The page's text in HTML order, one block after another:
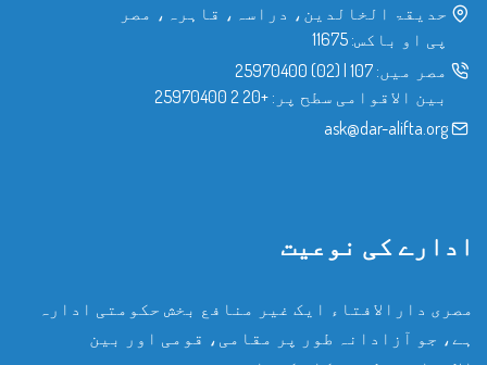
حدیقۃ الخالدین، دراسہ، قاہرہ، مصر
پی او باکس: 11675
مصر میں: 107
|
(02) 25970400
بین الاقوامی سطح پر: +20 2 25970400
ask@dar-alifta.org
ادارے کی نوعیت
مصری دارالافتاء ایک غیر منافع بخش حکومتی ادارہ
ہے، جو آزادانہ طور پر مقامی، قومی اور بین